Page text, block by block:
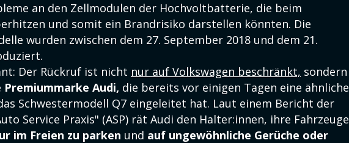
an den Zellmodulen der Hochvoltbatterie, die beim
und somit ein Brandrisiko darstellen könnten. Die
wurden zwischen dem 27. September 2018 und dem 21.
Der Rückruf ist nicht nur auf Volkswagen beschränkt, sondern
Premiummarke Audi, die bereits vor einigen Tagen eine ähnliche
Schwestermodell Q7 eingeleitet hat. Laut einem Bericht der
Service Praxis" (ASP) rät Audi den Halter:innen, ihre Fahrzeuge
im Freien zu parken und auf ungewöhnliche Gerüche oder